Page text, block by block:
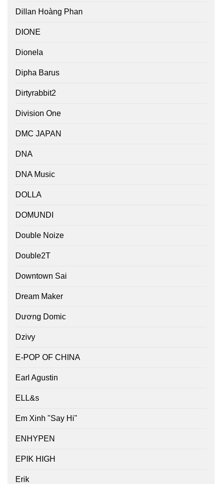
Dillan Hoàng Phan
DIONE
Dionela
Dipha Barus
Dirtyrabbit2
Division One
DMC JAPAN
DNA
DNA Music
DOLLA
DOMUNDI
Double Noize
Double2T
Downtown Sai
Dream Maker
Dương Domic
Dzivy
E-POP OF CHINA
Earl Agustin
ELL&s
Em Xinh "Say Hi"
ENHYPEN
EPIK HIGH
Erik